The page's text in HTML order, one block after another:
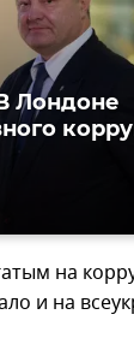
Лондоне
на
и на